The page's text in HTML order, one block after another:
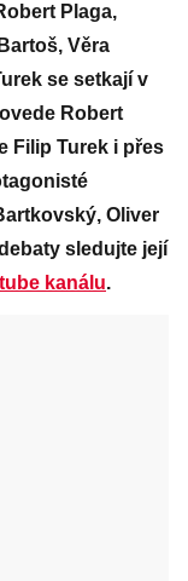
Plaga,
Věra
se setkají v
Robert
Filip Turek i přes
Oliver
sledujte její
kanálu.